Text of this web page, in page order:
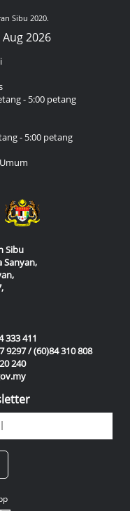
Sibu 2020.
2026
- 5:00 petang
- 5:00 petang
Sibu
Sanyan,
333 411
9297 / (60)84 310 808
240